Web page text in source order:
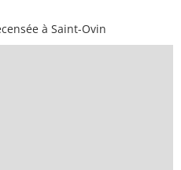
à Saint-Ovin